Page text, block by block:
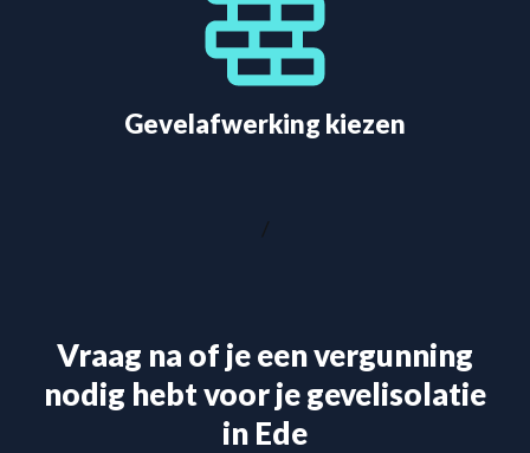
Gevelafwerking kiezen
/
Vraag na of je een vergunning
nodig hebt voor je gevelisolatie
in Ede